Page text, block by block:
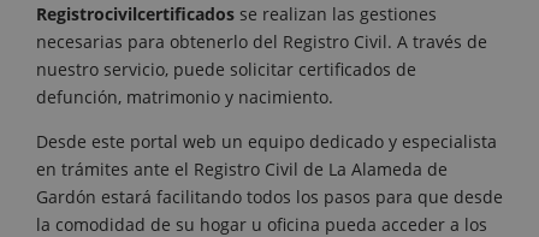
Registrocivilcertificados se realizan las gestiones
necesarias para obtenerlo del Registro Civil. A través de
nuestro servicio, puede solicitar certificados de
defunción, matrimonio y nacimiento.
Desde este portal web un equipo dedicado y especialista
en trámites ante el Registro Civil de La Alameda de
Gardón estará facilitando todos los pasos para que desde
la comodidad de su hogar u oficina pueda acceder a los